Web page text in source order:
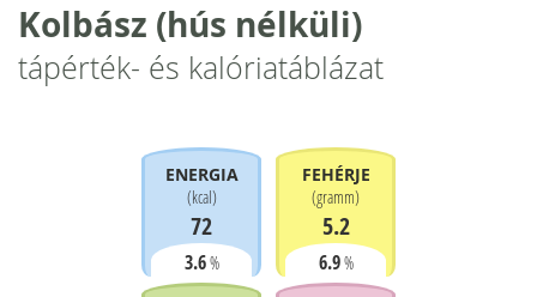
Kolbász (hús nélküli)
tápérték- és kalóriatáblázat
ENERGIA
(kcal)
72
3.6%
FEHÉRJE
(gramm)
5.2
6.9%